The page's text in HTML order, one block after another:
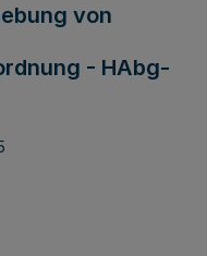
von
- HAbg-